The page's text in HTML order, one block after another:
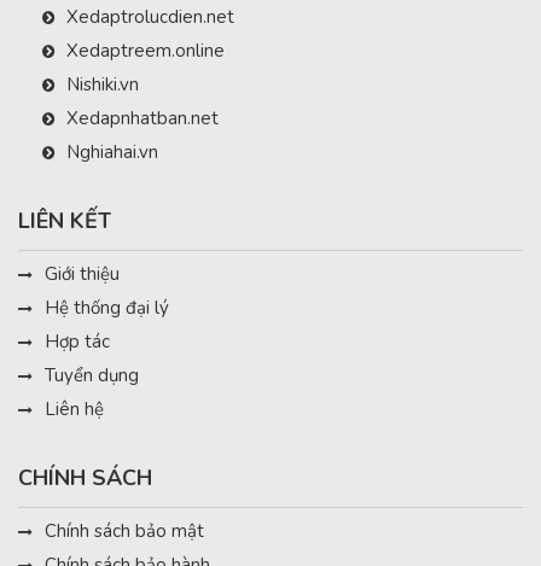
Xedaptrolucdien.net
Xedaptreem.online
Nishiki.vn
Xedapnhatban.net
Nghiahai.vn
LIÊN KẾT
Giới thiệu
Hệ thống đại lý
Hợp tác
Tuyển dụng
Liên hệ
CHÍNH SÁCH
Chính sách bảo mật